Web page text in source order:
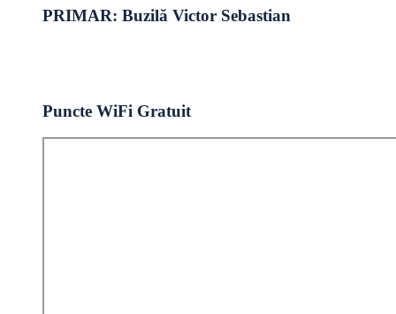
PRIMAR: Buzilă Victor Sebastian
Puncte WiFi Gratuit